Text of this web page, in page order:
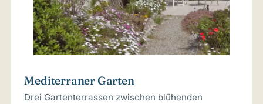
Mediterraner Garten
Drei Gartenterrassen zwischen blühenden